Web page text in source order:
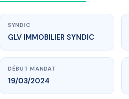
SYNDIC
GLV IMMOBILIER SYNDIC
DÉBUT MANDAT
19/03/2024